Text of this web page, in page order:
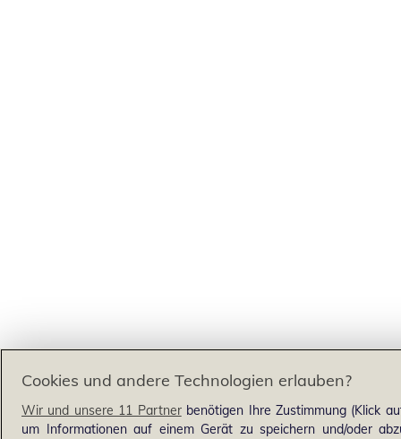
Cookies und andere Technologien erlauben?
Wir und unsere 11 Partnerbenötigen Ihre Zustimmung (Klick
um Informationen auf einem Gerät zu speichern und/oder